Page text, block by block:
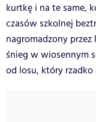
kurtkę i na te same,
czasów szkolnej
nagromadzony
śnieg w wiosennym
od losu, który rzadko